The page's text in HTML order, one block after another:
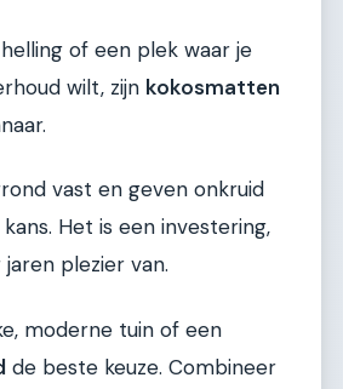
of een plek waar je
wilt, zijn kokosmatten
vast en geven onkruid
Het is een investering,
plezier van.
moderne tuin of een
de beste keuze. Combineer